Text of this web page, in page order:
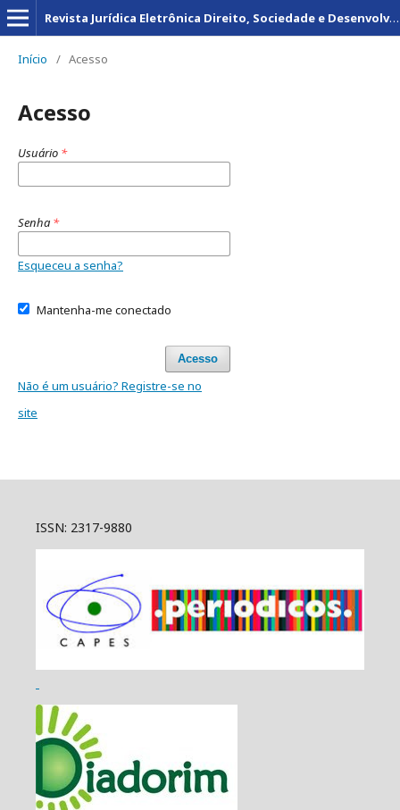
Revista Jurídica Eletrônica Direito, Sociedade e Desenvolvimento
Início / Acesso
Acesso
Usuário *
Senha *
Esqueceu a senha?
Mantenha-me conectado
Acesso
Não é um usuário? Registre-se no
site
ISSN: 2317-9880